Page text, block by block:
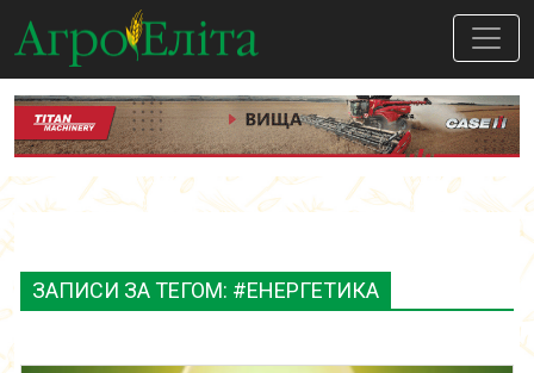
ЗАПИСИ ЗА ТЕГОМ: #ЕНЕРГЕТИКА